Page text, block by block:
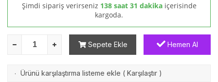
Şimdi sipariş verirseniz 138 saat 31 dakika içerisinde
kargoda.
Sepete Ekle Hemen Al
· Ürünü karşılaştırma listeme ekle ( Karşılaştır )